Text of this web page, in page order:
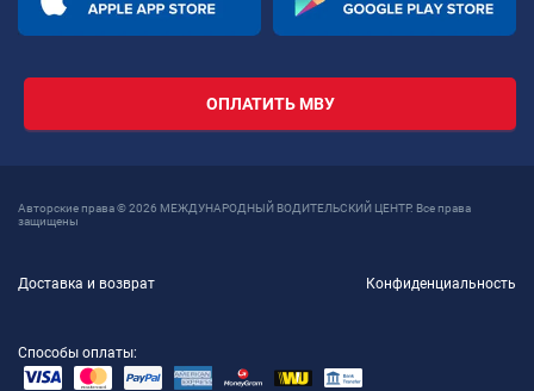
ОПЛАТИТЬ МВУ
Авторские права © 2026 МЕЖДУНАРОДНЫЙ ВОДИТЕЛЬСКИЙ ЦЕНТР. Все права
защищены
Доставка и возврат Конфиденциальность
Способы оплаты: